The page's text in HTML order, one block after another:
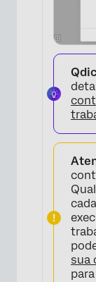
sua